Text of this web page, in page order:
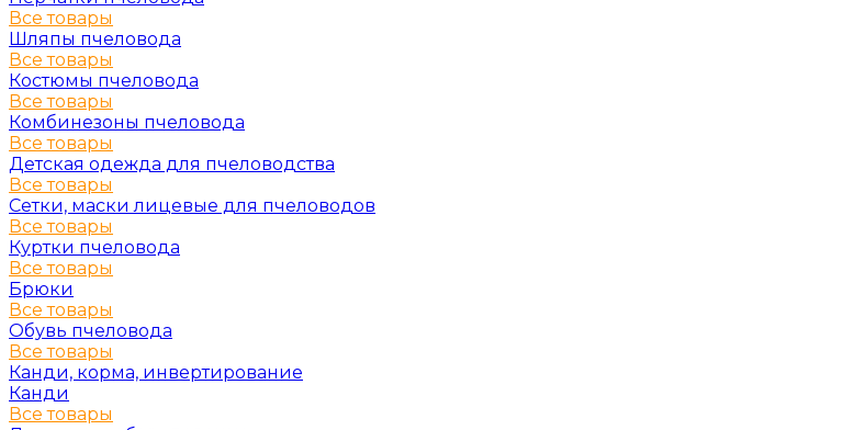
Все товары
Шляпы пчеловода
Все товары
Костюмы пчеловода
Все товары
Комбинезоны пчеловода
Все товары
Детская одежда для пчеловодства
Все товары
Сетки, маски лицевые для пчеловодов
Все товары
Куртки пчеловода
Все товары
Брюки
Все товары
Обувь пчеловода
Все товары
Канди, корма, инвертирование
Канди
Все товары